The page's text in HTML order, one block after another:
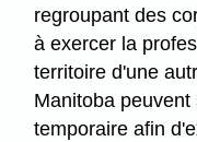
regroupant des
à exercer la
territoire d'une
Manitoba
temporaire afin